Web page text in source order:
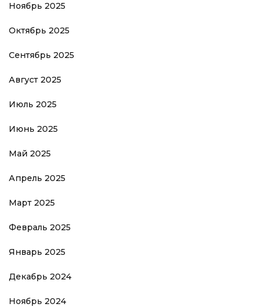
Ноябрь 2025
Октябрь 2025
Сентябрь 2025
Август 2025
Июль 2025
Июнь 2025
Май 2025
Апрель 2025
Март 2025
Февраль 2025
Январь 2025
Декабрь 2024
Ноябрь 2024